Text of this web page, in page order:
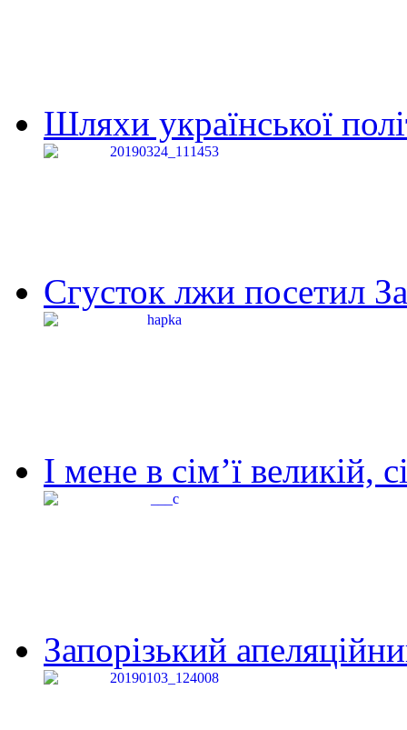
Шляхи української
Сгусток лжи посетил
І мене в сім’ї великій,
Запорізький